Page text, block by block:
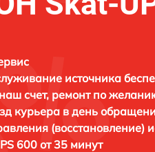
источника
счет, ремонт по
курьера в день
(восстановление)
600 от 35 минут